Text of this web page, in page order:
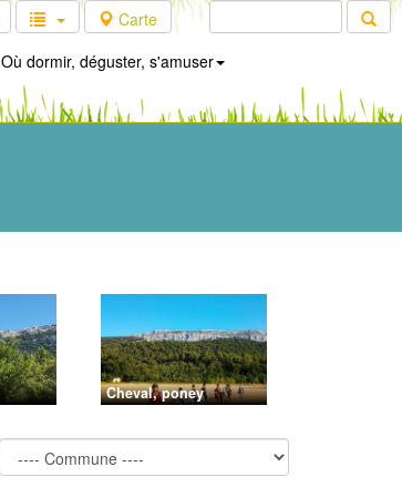
Carte
Où dormir, déguster, s'amuser
Cheval, poney